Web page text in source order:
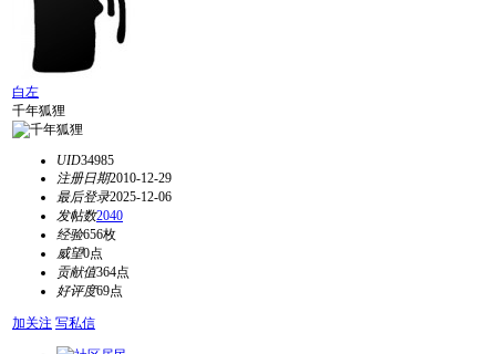
白左
千年狐狸
UID34985
注册日期2010-12-29
最后登录2025-12-06
发帖数2040
经验656枚
威望0点
贡献值364点
好评度69点
加关注 写私信